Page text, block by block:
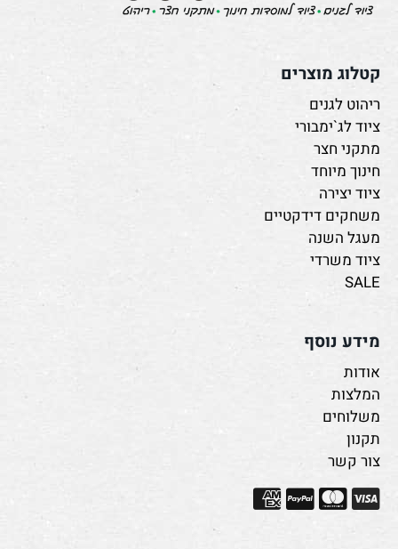
קטלוג מוצרים
ריהוט לגנים
ציוד לג`ימבורי
מתקני חצר
חינוך מיוחד
ציוד יצירה
משחקים דידקטיים
מעגל השנה
ציוד משרדי
SALE
מידע נוסף
אודות
המלצות
משלוחים
תקנון
צור קשר